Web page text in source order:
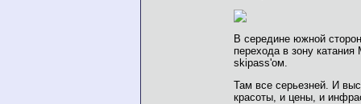
В середине южной
перехода в зону
skipass'ом.
Там все серьезней. И
красоты, и цены, и